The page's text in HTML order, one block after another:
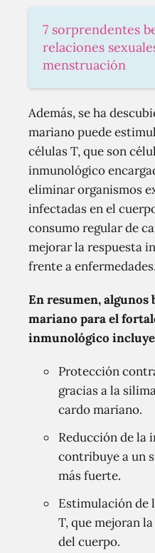
7 sorprendentes
relaciones
menstruación
Además, se ha
mariano puede
células T, que son
inmunológico
eliminar organismos
infectadas en el
consumo regular de
mejorar la respuesta
frente a enfermedades.
En resumen, algunos
mariano para el
inmunológico
Protección
gracias a la
cardo mariano.
Reducción de la
contribuye a un
más fuerte.
Estimulación de
T, que mejoran
del cuerpo.